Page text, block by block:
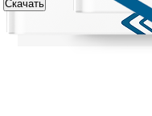
Скачать